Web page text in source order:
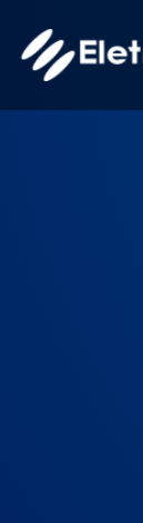
para